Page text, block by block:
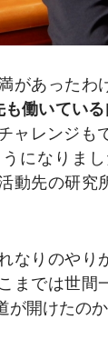
があったわ
働いてい
ャレンジも
になりま
動先の研究
なりのやり
までは世間
開けたのか